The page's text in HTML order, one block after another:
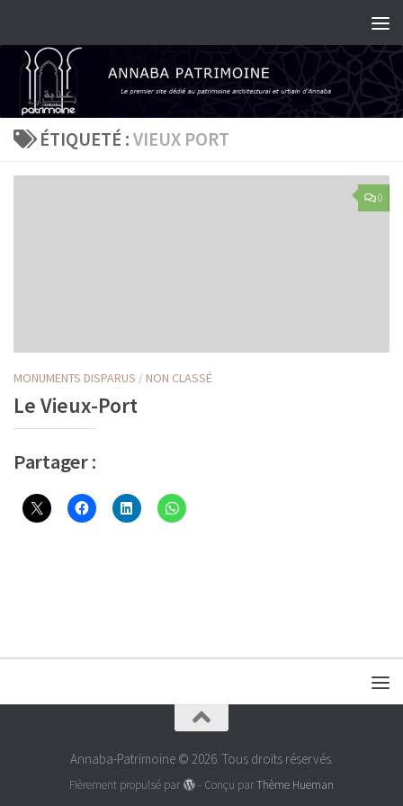
ÉTIQUETÉ :VIEUX PORT
0
MONUMENTS DISPARUS / NON CLASSÉ
Le Vieux-Port
Partager :
Annaba-Patrimoine © 2026. Tous droits réservés.
Fièrement propulsé par - Conçu parThème Hueman